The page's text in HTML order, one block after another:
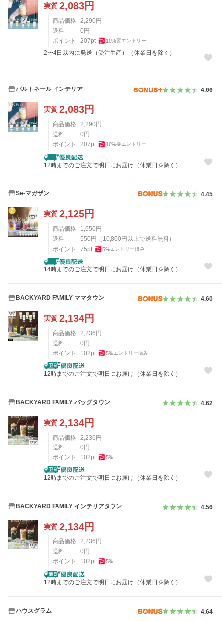
実質 2,083円
商品価格 2,290 円
送料
0 円
ポイント
207pt 10%要エントリー
2〜4日以内に発送（受注生産）（休業日を除く）
パルトネール インテリア 4.66
実質 2,083円
商品価格 2,290 円
送料
0 円
ポイント
207pt 10%要エントリー
12時までのご注文で明日にお届け（休業日を除く）
Se-マガザン 4.45
実質 2,125円
商品価格 1,650円
送料
550円 （ 10,800円以上で送料無料）
ポイント
75pt 5%エントリー済み
14時までのご注文で明日にお届け（休業日を除く）
BACKYARD FAMILY ママタウン 4.60
実質 2,134円
商品価格 2,236 円
送料
0 円
ポイント
102pt 5%エントリー済み
12時までのご注文で明日にお届け（休業日を除く）
BACKYARD FAMILY バッグタウン 4.62
実質 2,134円
商品価格 2,236円
送料
0円
ポイント
102pt 5%
12時までのご注文で明日にお届け（休業日を除く）
BACKYARD FAMILY インテリアタウン 4.56
実質 2,134円
商品価格 2,236 円
送料
0 円
ポイント
102pt 5%
12時までのご注文で明日にお届け（休業日を除く）
ハウスグラム 4.64